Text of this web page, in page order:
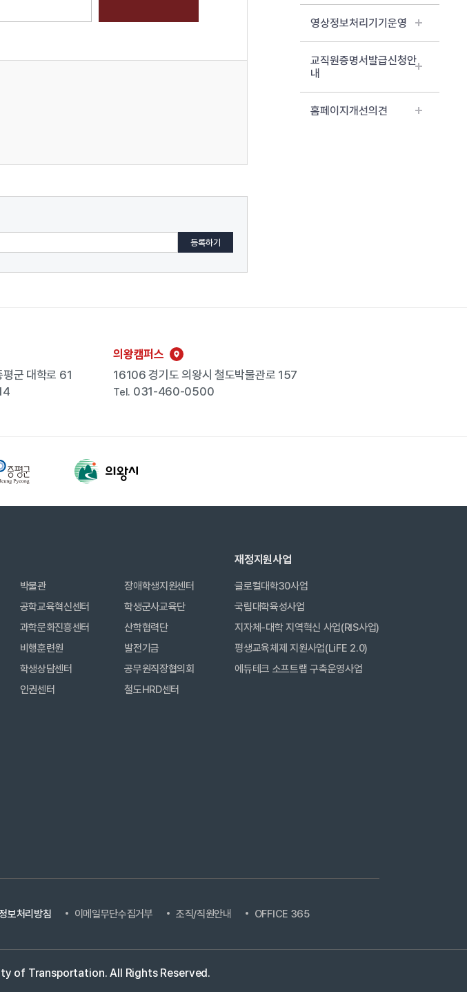
영상정보처리기기운영
교직원증명서발급신청안
내
홈페이지개선의견
군 대학로 61
의왕캠퍼스
16106 경기도 의왕시 철도박물관로 157
Tel. 031-460-0500
박물관
공학교육혁신센터
과학문화진흥센터
비행훈련원
학생상담센터
인권센터
장애학생지원센터
학생군사교육단
산학협력단
발전기금
공무원직장협의회
철도HRD센터
재정지원사업
글로컬대학30사업
국립대학육성사업
지자체-대학 지역혁신 사업(RIS사업)
평생교육체제 지원사업(LiFE 2.0)
에듀테크 소프트랩 구축운영사업
보처리방침 이메일무단수집거부 조직/직원안내 OFFICE 365
of Transportation. All Rights Reserved.